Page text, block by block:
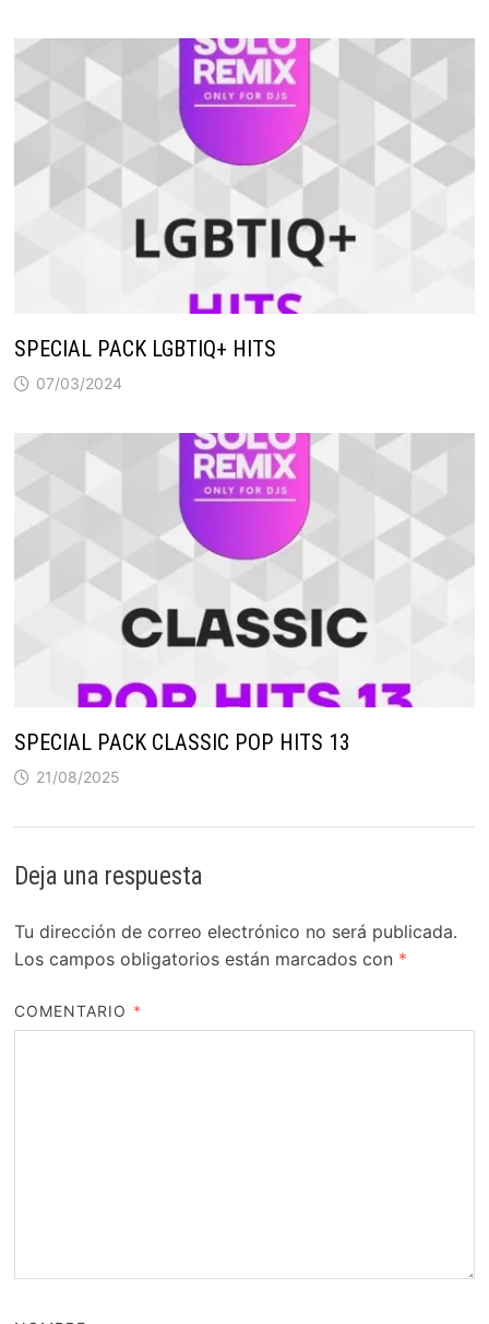
SPECIAL PACK LGBTIQ+ HITS
07/03/2024
SPECIAL PACK CLASSIC POP HITS 13
21/08/2025
Deja una respuesta
Tu dirección de correo electrónico no será publicada.
Los campos obligatorios están marcados con *
COMENTARIO *